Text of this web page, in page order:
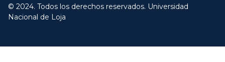
© 2024. Todos los derechos reservados. Universidad
Nacional de Loja